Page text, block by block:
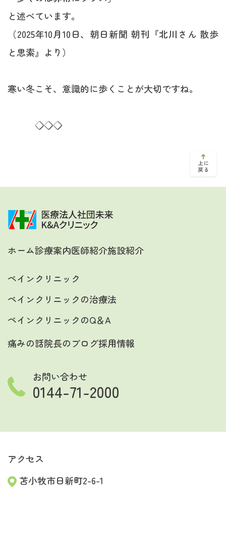
と述べています。
（2025年10月10日、朝日新聞 朝刊『北川さん 散歩
と思索』より）
寒い冬こそ、意識的に歩くことが大切ですね。
◇◇◇
ホーム診療案内医師紹介施設紹介
ペインクリニック
ペインクリニックの治療法
ペインクリニックのQ＆A
痛みの話院長のブログ採用情報
お問い合わせ
0144-71-2000
アクセス
苫小牧市日新町2-6-1